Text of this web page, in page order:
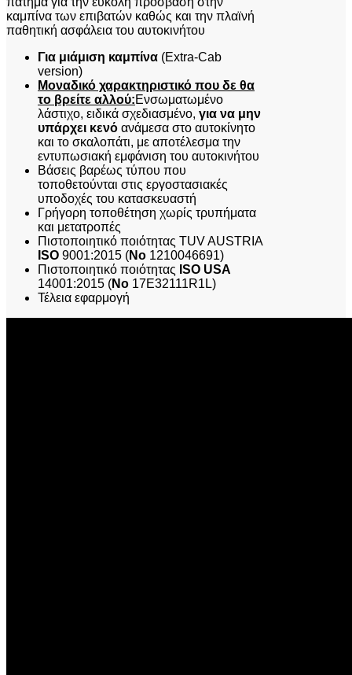
ποσότητα
καμπίνα των επιβατών καθώς και την πλαϊνή
παθητική ασφάλεια του αυτοκινήτου
Για μιάμιση καμπίνα (Extra-Cab
version)
Μοναδικό χαρακτηριστικό που δε θα
το βρείτε αλλού:Ενσωματωμένο
λάστιχο, ειδικά σχεδιασμένο, για να μην
υπάρχει κενό ανάμεσα στο αυτοκίνητο
και το σκαλοπάτι, με αποτέλεσμα την
εντυπωσιακή εμφάνιση του αυτοκινήτου
Βάσεις βαρέως τύπου που
τοποθετούνται στις εργοστασιακές
υποδοχές του κατασκευαστή
Γρήγορη τοποθέτηση χωρίς τρυπήματα
και μετατροπές
Πιστοποιητικό ποιότητας TUV AUSTRIA
ISO 9001:2015 (No 1210046691)
Πιστοποιητικό ποιότητας ISO USA
14001:2015 (No 17E32111R1L)
Τέλεια εφαρμογή